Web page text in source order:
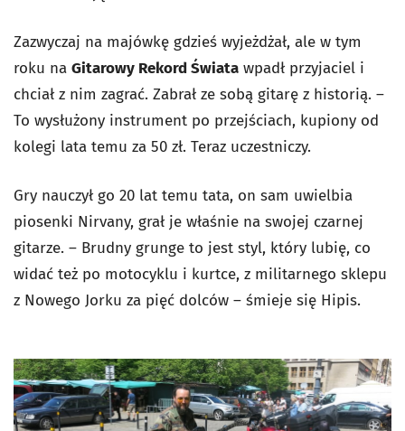
Zazwyczaj na majówkę gdzieś wyjeżdżał, ale w tym
roku na Gitarowy Rekord Świata wpadł przyjaciel i
chciał z nim zagrać. Zabrał ze sobą gitarę z historią. –
To wysłużony instrument po przejściach, kupiony od
kolegi lata temu za 50 zł. Teraz uczestniczy.
Gry nauczył go 20 lat temu tata, on sam uwielbia
piosenki Nirvany, grał je właśnie na swojej czarnej
gitarze. – Brudny grunge to jest styl, który lubię, co
widać też po motocyklu i kurtce, z militarnego sklepu
z Nowego Jorku za pięć dolców – śmieje się Hipis.